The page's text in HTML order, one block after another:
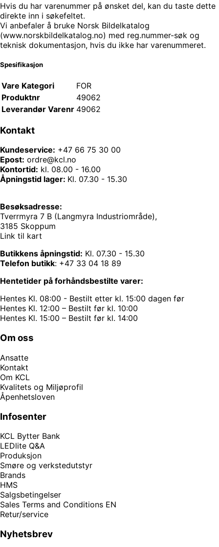
Hvis du har varenummer på ønsket del, kan du taste dette
direkte inn i søkefeltet.
Vi anbefaler å bruke Norsk Bildelkatalog
(www.norskbildelkatalog.no) med reg.nummer-søk og
teknisk dokumentasjon, hvis du ikke har varenummeret.
Spesifikasjon
Vare Kategori
FOR
Produktnr
49062
Leverandør Varenr 49062
Kontakt
Kundeservice: +47 66 75 30 00
Epost: ordre@kcl.no
Kontortid: kl. 08.00 - 16.00
Åpningstid lager: Kl. 07.30 - 15.30
Besøksadresse:
Tverrmyra 7 B (Langmyra Industriområde),
3185 Skoppum
Link til kart
Butikkens åpningstid: Kl. 07.30 - 15.30
Telefon butikk: +47 33 04 18 89
Hentetider på forhåndsbestilte varer:
Hentes Kl. 08:00 - Bestilt etter kl. 15:00 dagen før
Hentes Kl. 12:00 – Bestilt før kl. 10:00
Hentes Kl. 15:00 – Bestilt før kl. 14:00
Om oss
Ansatte
Kontakt
Om KCL
Kvalitets og Miljøprofil
Åpenhetsloven
Infosenter
KCL Bytter Bank
LEDlite Q&A
Produksjon
Smøre og verkstedutstyr
Brands
HMS
Salgsbetingelser
Sales Terms and Conditions EN
Retur/service
Nyhetsbrev